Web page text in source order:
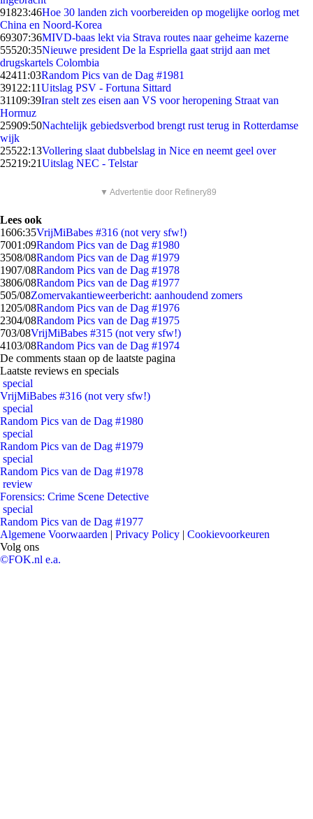
91823:46Hoe 30 landen zich voorbereiden op mogelijke oorlog met
China en Noord-Korea
69307:36MIVD-baas lekt via Strava routes naar geheime kazerne
55520:35Nieuwe president De la Espriella gaat strijd aan met
drugskartels Colombia
42411:03Random Pics van de Dag #1981
391 22:11Uitslag PSV - Fortuna Sittard
31109:39Iran stelt zes eisen aan VS voor heropening Straat van
Hormuz
25909:50Nachtelijk gebiedsverbod brengt rust terug in Rotterdamse
wijk
25522:13Vollering slaat dubbelslag in Nice en neemt geel over
25219:21Uitslag NEC - Telstar
▼ Advertentie door Refinery89
Lees ook
1606:35VrijMiBabes #316 (not very sfw!)
7001:09Random Pics van de Dag #1980
3508/08Random Pics van de Dag #1979
1907/08Random Pics van de Dag #1978
3806/08Random Pics van de Dag #1977
505/08Zomervakantieweerbericht: aanhoudend zomers
1205/08Random Pics van de Dag #1976
2304/08Random Pics van de Dag #1975
703/08VrijMiBabes #315 (not very sfw!)
4103/08Random Pics van de Dag #1974
De comments staan op de laatste pagina
Laatste reviews en specials
special
VrijMiBabes #316 (not very sfw!)
special
Random Pics van de Dag #1980
special
Random Pics van de Dag #1979
special
Random Pics van de Dag #1978
review
Forensics: Crime Scene Detective
special
Random Pics van de Dag #1977
Algemene Voorwaarden | Privacy Policy | Cookievoorkeuren
Volg ons
©FOK.nl e.a.